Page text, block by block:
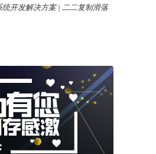
开发解决方案 | 二二复制滑落